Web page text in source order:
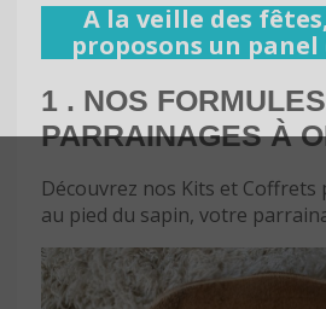
A la veille des
proposons un panel
1 . NOS
PARRAINAGES À
Découvrez nos Kits et
au pied du sapin, votre